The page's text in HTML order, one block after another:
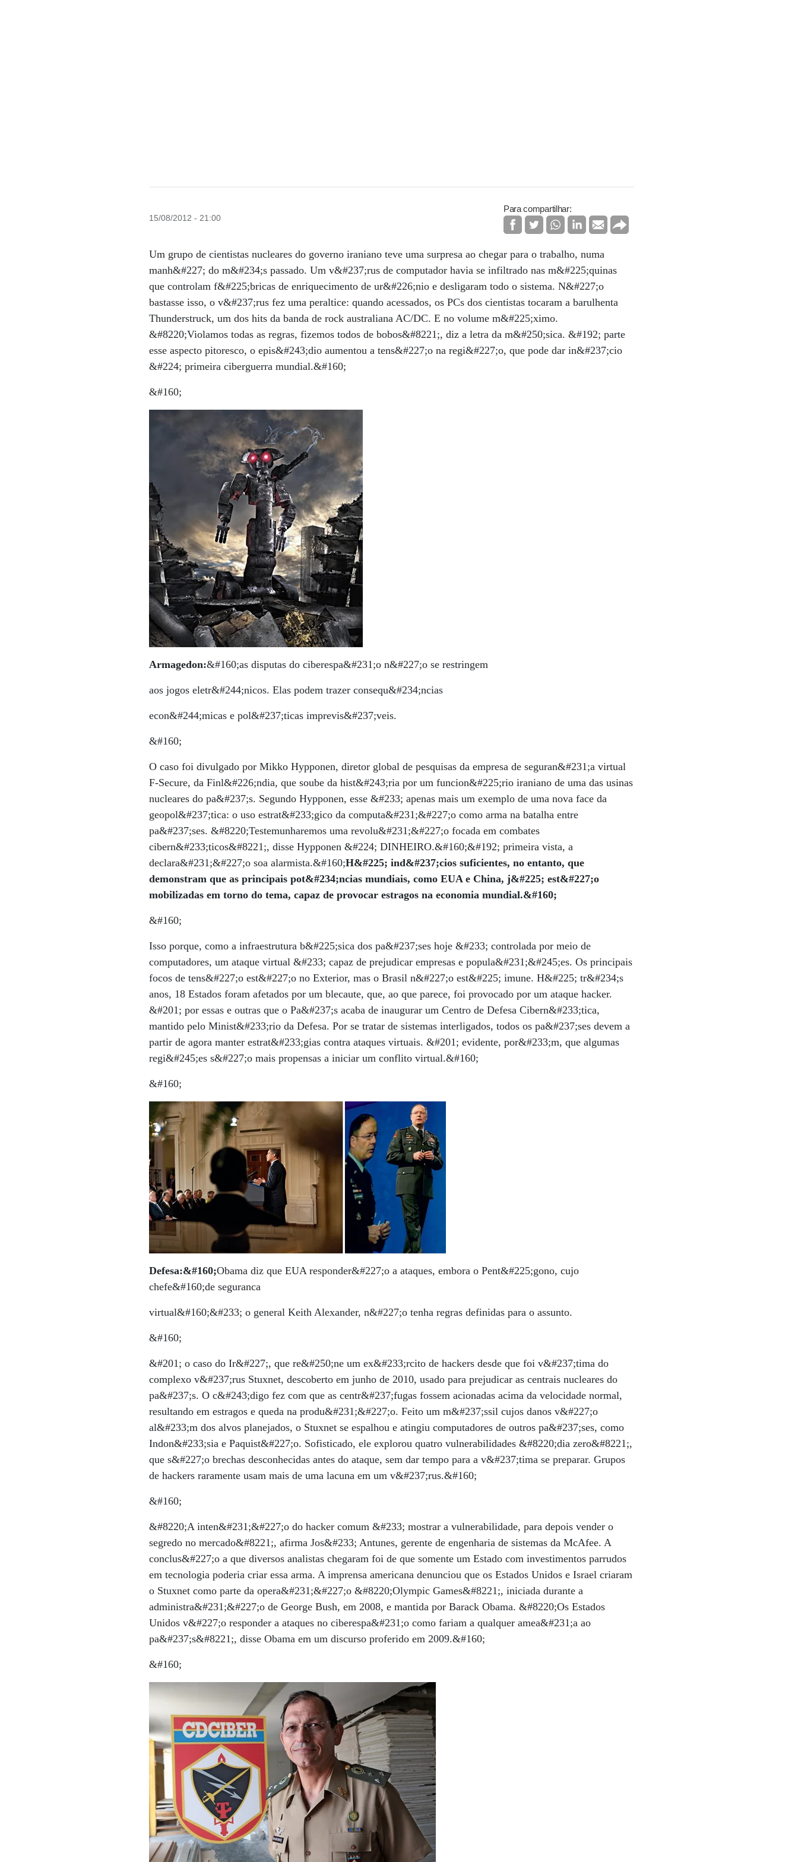
15/08/2012 - 21:00
Para compartilhar:
Um grupo de cientistas nucleares do governo iraniano teve uma surpresa ao chegar para o trabalho, numa
manh&#227; do m&#234;s passado. Um v&#237;rus de computador havia se infiltrado nas m&#225;quinas
que controlam f&#225;bricas de enriquecimento de ur&#226;nio e desligaram todo o sistema. N&#227;o
bastasse isso, o v&#237;rus fez uma peraltice: quando acessados, os PCs dos cientistas tocaram a barulhenta
Thunderstruck, um dos hits da banda de rock australiana AC/DC. E no volume m&#225;ximo.
&#8220;Violamos todas as regras, fizemos todos de bobos&#8221;, diz a letra da m&#250;sica. &#192; parte
esse aspecto pitoresco, o epis&#243;dio aumentou a tens&#227;o na regi&#227;o, que pode dar in&#237;cio
&#224; primeira ciberguerra mundial.&#160;
&#160;
Armagedon:&#160;as disputas do ciberespa&#231;o n&#227;o se restringem
aos jogos eletr&#244;nicos. Elas podem trazer consequ&#234;ncias
econ&#244;micas e pol&#237;ticas imprevis&#237;veis.
&#160;
O caso foi divulgado por Mikko Hypponen, diretor global de pesquisas da empresa de seguran&#231;a virtual
F-Secure, da Finl&#226;ndia, que soube da hist&#243;ria por um funcion&#225;rio iraniano de uma das usinas
nucleares do pa&#237;s. Segundo Hypponen, esse &#233; apenas mais um exemplo de uma nova face da
geopol&#237;tica: o uso estrat&#233;gico da computa&#231;&#227;o como arma na batalha entre
pa&#237;ses. &#8220;Testemunharemos uma revolu&#231;&#227;o focada em combates
cibern&#233;ticos&#8221;, disse Hypponen &#224; DINHEIRO.&#160;&#192; primeira vista, a
declara&#231;&#227;o soa alarmista.&#160;H&#225; ind&#237;cios suficientes, no entanto, que
demonstram que as principais pot&#234;ncias mundiais, como EUA e China, j&#225; est&#227;o
mobilizadas em torno do tema, capaz de provocar estragos na economia mundial.&#160;
&#160;
Isso porque, como a infraestrutura b&#225;sica dos pa&#237;ses hoje &#233; controlada por meio de
computadores, um ataque virtual &#233; capaz de prejudicar empresas e popula&#231;&#245;es. Os principais
focos de tens&#227;o est&#227;o no Exterior, mas o Brasil n&#227;o est&#225; imune. H&#225; tr&#234;s
anos, 18 Estados foram afetados por um blecaute, que, ao que parece, foi provocado por um ataque hacker.
&#201; por essas e outras que o Pa&#237;s acaba de inaugurar um Centro de Defesa Cibern&#233;tica,
mantido pelo Minist&#233;rio da Defesa. Por se tratar de sistemas interligados, todos os pa&#237;ses devem a
partir de agora manter estrat&#233;gias contra ataques virtuais. &#201; evidente, por&#233;m, que algumas
regi&#245;es s&#227;o mais propensas a iniciar um conflito virtual.&#160;
&#160;
Defesa:&#160;Obama diz que EUA responder&#227;o a ataques, embora o Pent&#225;gono, cujo
chefe&#160;de seguranca
virtual&#160;&#233; o general Keith Alexander, n&#227;o tenha regras definidas para o assunto.
&#160;
&#201; o caso do Ir&#227;, que re&#250;ne um ex&#233;rcito de hackers desde que foi v&#237;tima do
complexo v&#237;rus Stuxnet, descoberto em junho de 2010, usado para prejudicar as centrais nucleares do
pa&#237;s. O c&#243;digo fez com que as centr&#237;fugas fossem acionadas acima da velocidade normal,
resultando em estragos e queda na produ&#231;&#227;o. Feito um m&#237;ssil cujos danos v&#227;o
al&#233;m dos alvos planejados, o Stuxnet se espalhou e atingiu computadores de outros pa&#237;ses, como
Indon&#233;sia e Paquist&#227;o. Sofisticado, ele explorou quatro vulnerabilidades &#8220;dia zero&#8221;,
que s&#227;o brechas desconhecidas antes do ataque, sem dar tempo para a v&#237;tima se preparar. Grupos
de hackers raramente usam mais de uma lacuna em um v&#237;rus.&#160;
&#160;
&#8220;A inten&#231;&#227;o do hacker comum &#233; mostrar a vulnerabilidade, para depois vender o
segredo no mercado&#8221;, afirma Jos&#233; Antunes, gerente de engenharia de sistemas da McAfee. A
conclus&#227;o a que diversos analistas chegaram foi de que somente um Estado com investimentos parrudos
em tecnologia poderia criar essa arma. A imprensa americana denunciou que os Estados Unidos e Israel criaram
o Stuxnet como parte da opera&#231;&#227;o &#8220;Olympic Games&#8221;, iniciada durante a
administra&#231;&#227;o de George Bush, em 2008, e mantida por Barack Obama. &#8220;Os Estados
Unidos v&#227;o responder a ataques no ciberespa&#231;o como fariam a qualquer amea&#231;a ao
pa&#237;s&#8221;, disse Obama em um discurso proferido em 2009.&#160;
&#160;